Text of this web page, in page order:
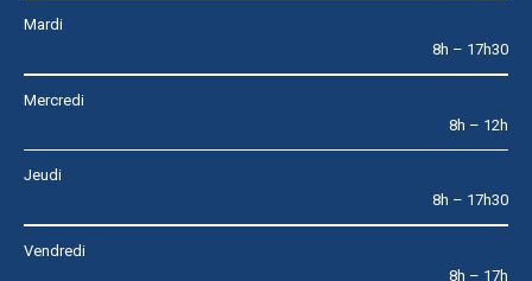
Mardi
8h – 17h30
Mercredi
8h – 12h
Jeudi
8h – 17h30
Vendredi
8h – 17h